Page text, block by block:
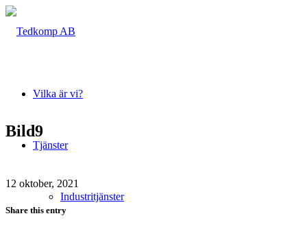
Vilka är vi?
Tjänster
Industritjänster
Bild9
12 oktober, 2021
Share this entry